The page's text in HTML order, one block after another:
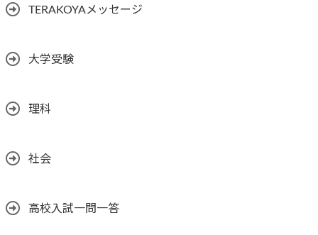
TERAKOYAメッセージ
大学受験
理科
社会
高校入試一問一答